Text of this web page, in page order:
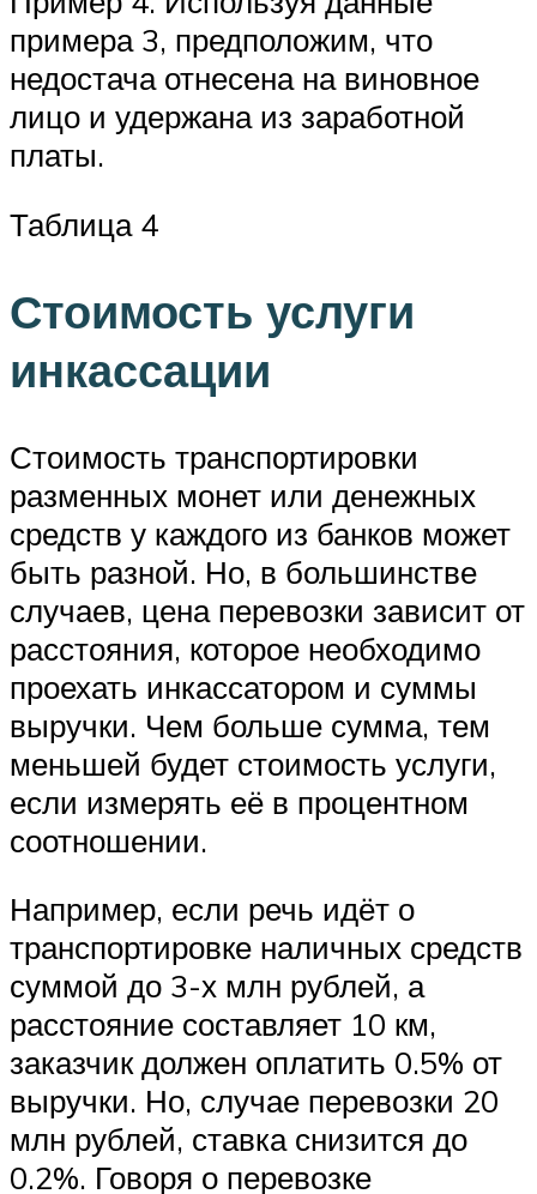
примера 3, предположим, что
недостача отнесена на виновное
лицо и удержана из заработной
платы.
Таблица 4
Стоимость услуги
инкассации
Стоимость транспортировки
разменных монет или денежных
средств у каждого из банков может
быть разной. Но, в большинстве
случаев, цена перевозки зависит от
расстояния, которое необходимо
проехать инкассатором и суммы
выручки. Чем больше сумма, тем
меньшей будет стоимость услуги,
если измерять её в процентном
соотношении.
Например, если речь идёт о
транспортировке наличных средств
суммой до 3-х млн рублей, а
расстояние составляет 10 км,
заказчик должен оплатить 0.5% от
выручки. Но, случае перевозки 20
млн рублей, ставка снизится до
0.2%. Говоря о перевозке